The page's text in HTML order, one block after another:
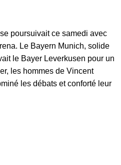
se poursuivait ce samedi avec
Le Bayern Munich, solide
le Bayer Leverkusen pour un
les hommes de Vincent
les débats et conforté leur